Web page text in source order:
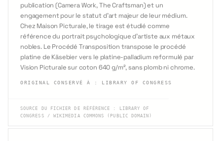
publication (Camera Work, The Craftsman) et un
engagement pour le statut d'art majeur de leur médium.
Chez Maison Picturale, le tirage est étudié comme
référence du portrait psychologique d'artiste aux métaux
nobles. Le Procédé Transposition transpose le procédé
platine de Käsebier vers le platine-palladium reformulé par
Vision Picturale sur coton 640 g/m², sans plomb ni chrome.
ORIGINAL CONSERVÉ À : LIBRARY OF CONGRESS
SOURCE DU FICHIER DE RÉFÉRENCE :
LIBRARY OF
CONGRESS / WIKIMEDIA COMMONS (PUBLIC DOMAIN)